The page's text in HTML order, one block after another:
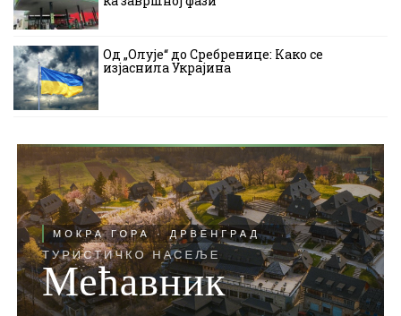
Од „Олује“ до Сребренице: Како се
изјаснила Украјина